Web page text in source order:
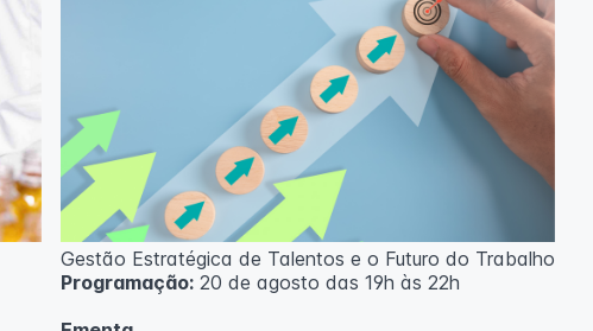
O curso pode sofrer alteração de dados e horário e os
inscritos serão avisados ​​antecipadamente.
O IPETEC reserva-se o direito de não realizar o curso
caso não atinja o número mínimo de 20 inscritos.
Professora:Rosana Ravaglia
Gestão Estratégica de Talentos e o Futuro do Trabalho
Programação:20 de agosto das 19h às 22h